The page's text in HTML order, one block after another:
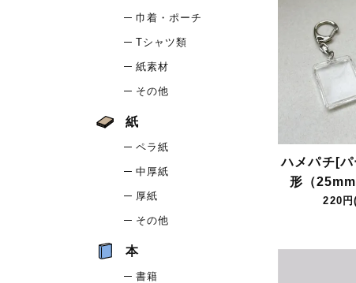
ハメパチ[
形（
220円
巾着・ポーチ
Tシャツ類
紙素材
その他
紙
ペラ紙
中厚紙
厚紙
その他
本
書籍